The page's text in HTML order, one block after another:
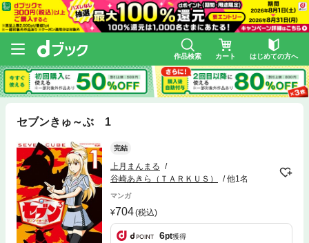
作品検索 カート はじめての方へ
セブンきゅ～ぶ 1
完結
上月まんまる
谷崎あきら（ＴＡＲＫＵＳ）
他1名
マンガ
704(税込)
6pt獲得